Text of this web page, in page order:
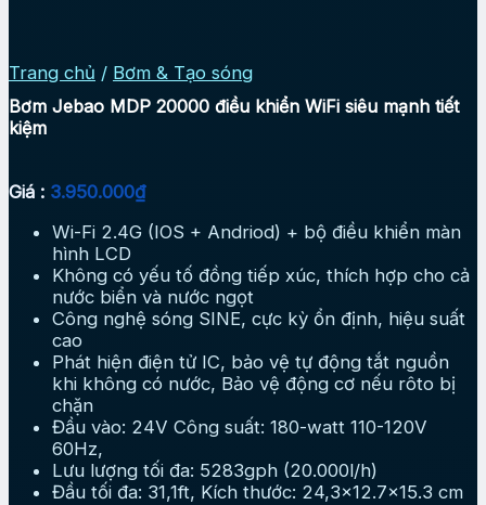
Trang chủ / Bơm & Tạo sóng
Bơm Jebao MDP 20000 điều khiển WiFi siêu mạnh tiết
kiệm
Giá : 3.950.000₫
Wi-Fi 2.4G (IOS + Andriod) + bộ điều khiển màn
hình LCD
Không có yếu tố đồng tiếp xúc, thích hợp cho cả
nước biển và nước ngọt
Công nghệ sóng SINE, cực kỳ ổn định, hiệu suất
cao
Phát hiện điện tử IC, bảo vệ tự động tắt nguồn
khi không có nước, Bảo vệ động cơ nếu rôto bị
chặn
Đầu vào: 24V Công suất: 180-watt 110-120V
60Hz,
Lưu lượng tối đa: 5283gph (20.000l/h)
Đầu tối đa: 31,1ft, Kích thước: 24,3×12.7×15.3 cm